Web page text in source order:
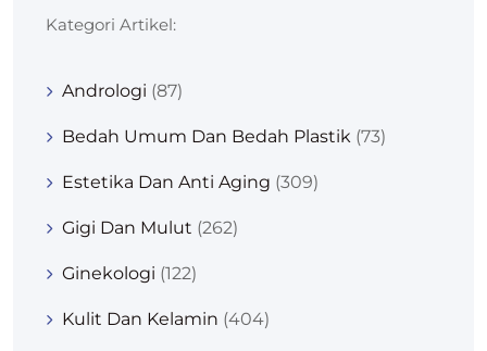
Kategori Artikel:
Andrologi (87)
Bedah Umum Dan Bedah Plastik (73)
Estetika Dan Anti Aging (309)
Gigi Dan Mulut (262)
Ginekologi (122)
Kulit Dan Kelamin (404)